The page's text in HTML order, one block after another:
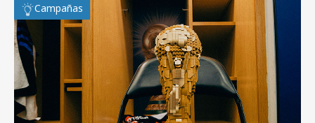
Campañas